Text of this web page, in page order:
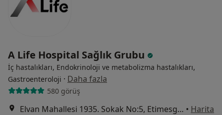
A Life Hospital Sağlık Grubu
İç hastalıkları, Endokrinoloji ve metabolizma hastalıkları,
Gastroenteroloji · Daha fazla
580 görüş
Elvan Mahallesi 1935. Sokak No:5, Etimesgut • Harita